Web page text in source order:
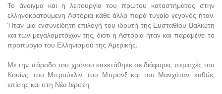
Το άνοιγμα και η λειτουργία του πρώτου καταστήματος στην
ελληνοκρατούμενη Αστόρια κάθε άλλο παρά τυχαίο γεγονός ήταν.
Ήταν μια ενσυνείδητη επιλογή του ιδρυτή της Ευσταθίου Βαλιώτη
και των μεγαλομετόχων της, διότι η Αστόρια ήταν και παραμένει το
προπύργιο του Ελληνισμού της Αμερικής.
Με την πάροδο του χρόνου επεκτάθηκε σε διάφορες περιοχές του
Κουίνς, του Μπρούκλιν, του Μπρονξ και του Μανχάταν, καθώς
επίσης και στη Νέα Ιερσέη.